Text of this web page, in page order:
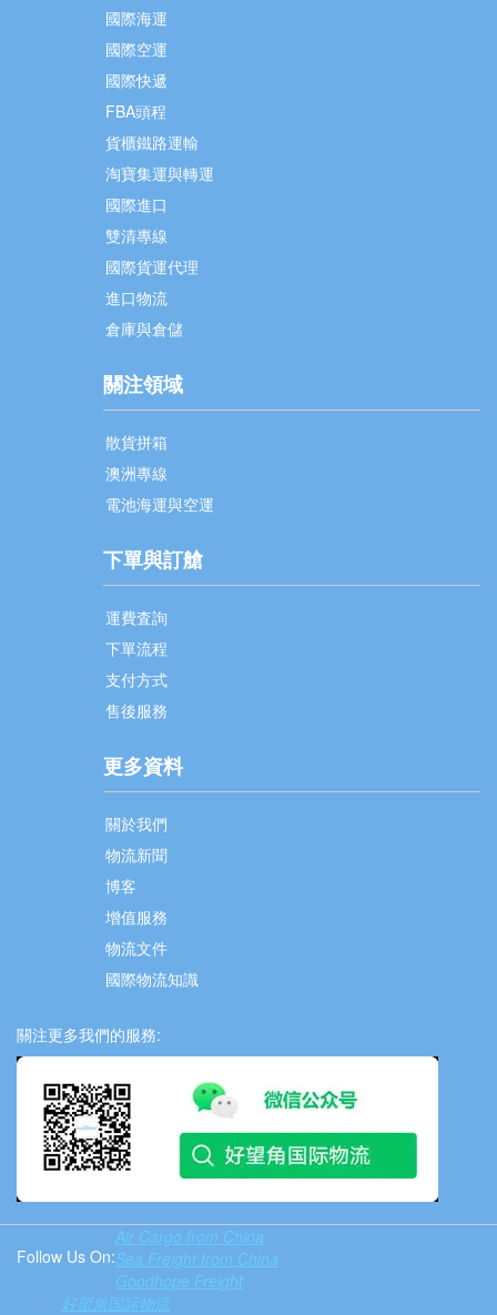
國際海運
國際空運
國際快遞
FBA頭程
貨櫃鐵路運輸
淘寶集運與轉運
國際進口
雙清專線
國際貨運代理
進口物流
倉庫與倉儲
關注領域
散貨拼箱
澳洲專線
電池海運與空運
下單與訂艙
運費査詢
下單流程
支付方式
售後服務
更多資料
關於我們
物流新聞
博客
增值服務
物流文件
國際物流知識
關注更多我們的服務:
Follow Us On:
Air Cargo from China
Sea Freight from China
Goodhope Freight
好望角国际物流